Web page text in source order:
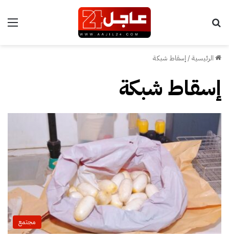
الرئيسية/ إسقاط شبكة
إسقاط شبكة
مجتمع